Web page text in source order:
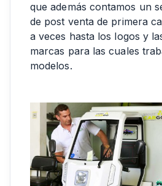
que además contamos un
de post venta de primera
a veces hasta los logos y
marcas para las cuales
modelos.